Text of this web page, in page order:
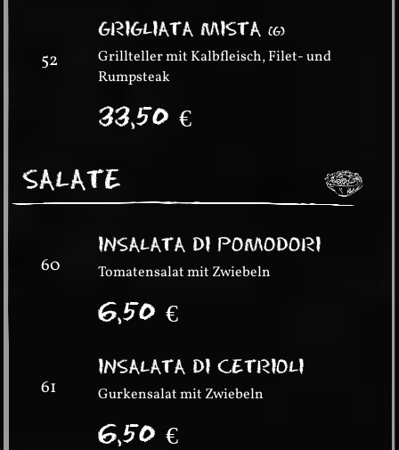
52
GRIGLIATA MISTA(G)
Grillteller mit Kalbfleisch, Filet- und
Rumpsteak
33,50€
SALATE
60
INSALATA DI POMODORI
Tomatensalat mit Zwiebeln
6,50€
61
INSALATA DI CETRIOLI
Gurkensalat mit Zwiebeln
6,50€